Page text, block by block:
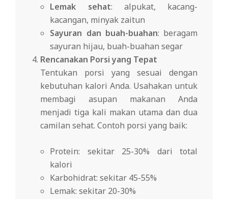
Lemak sehat: alpukat, kacang-
kacangan, minyak zaitun
Sayuran dan buah-buahan: beragam
sayuran hijau, buah-buahan segar
Rencanakan Porsi yang Tepat
Tentukan porsi yang sesuai dengan
kebutuhan kalori Anda. Usahakan untuk
membagi asupan makanan Anda
menjadi tiga kali makan utama dan dua
camilan sehat. Contoh porsi yang baik:
Protein: sekitar 25-30% dari total
kalori
Karbohidrat: sekitar 45-55%
Lemak: sekitar 20-30%